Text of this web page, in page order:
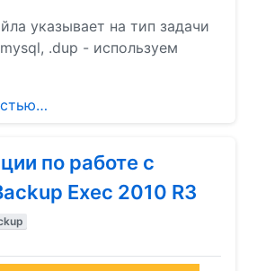
указывает на тип задачи
.dup - используем
по работе с
Exec 2010 R3